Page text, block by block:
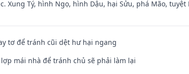
Xung Tý, hình Ngọ, hình Dậu, hại Sửu, phá Mão, tuyệt
tơ để tránh cũi dệt hư hại ngang
mái nhà để tránh chủ sẽ phải làm lại